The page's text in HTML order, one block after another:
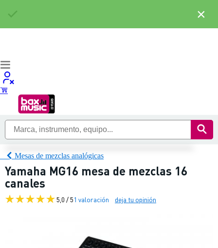
Mesas de mezclas analógicas
Yamaha MG16 mesa de mezclas 16
canales
5,0 / 51 valoración deja tu opinión
×